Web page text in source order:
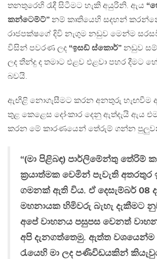
තනතුරෙහි රෑදී සිටීමට හැකි අයුරිනි. ඇය
කන්ටෙම්ට්” නම් කෘතියෙහි සදහන්
රාජපක්ෂගේ දිවි නැගුම නඩුව මෙන්ම
විසින් පවරණ ලද “ඉසඩ් ස්කොර්” නඩුව
ලද තීන්දු ද තමාට එළව එළවා පහර දීමට
බවයි.
ඇඟිළි නොගැසීමට කරන අනතුරු හැඟවීම
තුළ කෙළෙස දෝංකාර දෙනු ඇත්දැයි ඇය
කරන මේ කාරණයෙන් තේරුම් ගන්න
“(මා පිළිබඳ) පාර්ලිමේන්තු තේරිම්
ක්‍රයාත්මක වෙමින් පැවැති අතරතුර
ගමනක් ඇති විය. ඒ දෙසැම්බර් 08
මහනායක හිමිවරු බැහැ දැකීමට
අපේ වාහනය පසුපස වෙනත්
අපි දැනගත්තෙමු. ඇත්ත වශයෙන්ම
රැයෙහි මා ලද පණිවිඩයකින්